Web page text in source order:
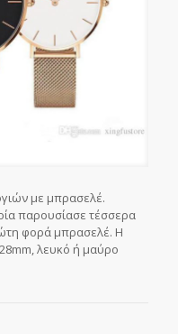
με μπρασελέ.
παρουσίασε τέσσερα
φορά μπρασελέ. Η
λευκό ή μαύρο